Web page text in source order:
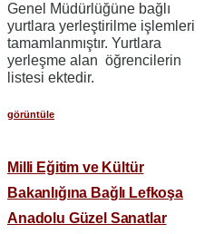
Genel Müdürlüğüne bağlı
yurtlara yerleştirilme işlemleri
tamamlanmıştır. Yurtlara
yerleşme alan öğrencilerin
listesi ektedir.
görüntüle
Milli Eğitim ve Kültür
Bakanlığına Bağlı Lefkoşa
Anadolu Güzel Sanatlar